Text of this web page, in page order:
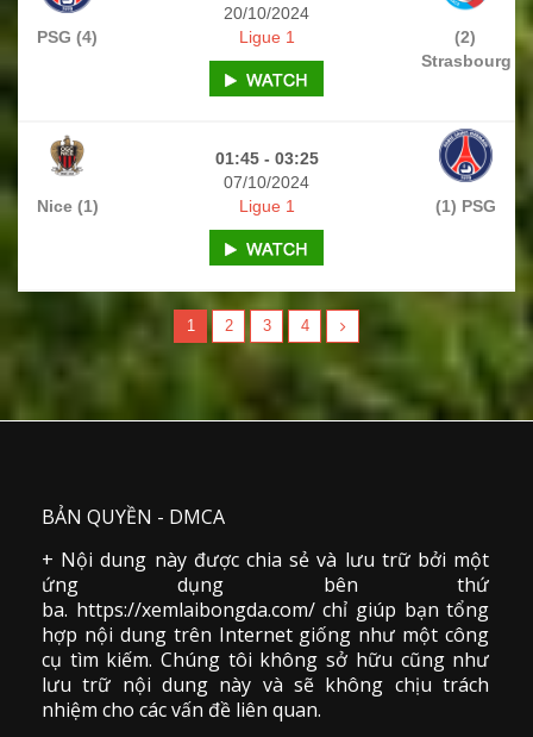
20/10/2024
PSG (4)
(2)
Strasbourg
Ligue 1
01:45 - 03:25
07/10/2024
Nice (1)
(1) PSG
Ligue 1
1 2 3 4
BẢN QUYỀN - DMCA
+ Nội dung này được chia sẻ và lưu trữ bởi một
ứng dụng bên thứ
ba. https://xemlaibongda.com/ chỉ giúp bạn tổng
hợp nội dung trên Internet giống như một công
cụ tìm kiếm. Chúng tôi không sở hữu cũng như
lưu trữ nội dung này và sẽ không chịu trách
nhiệm cho các vấn đề liên quan.